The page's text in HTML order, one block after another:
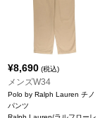
¥8,690 (税込)
メンズW34
Polo by Ralph Lauren チノ
パンツ